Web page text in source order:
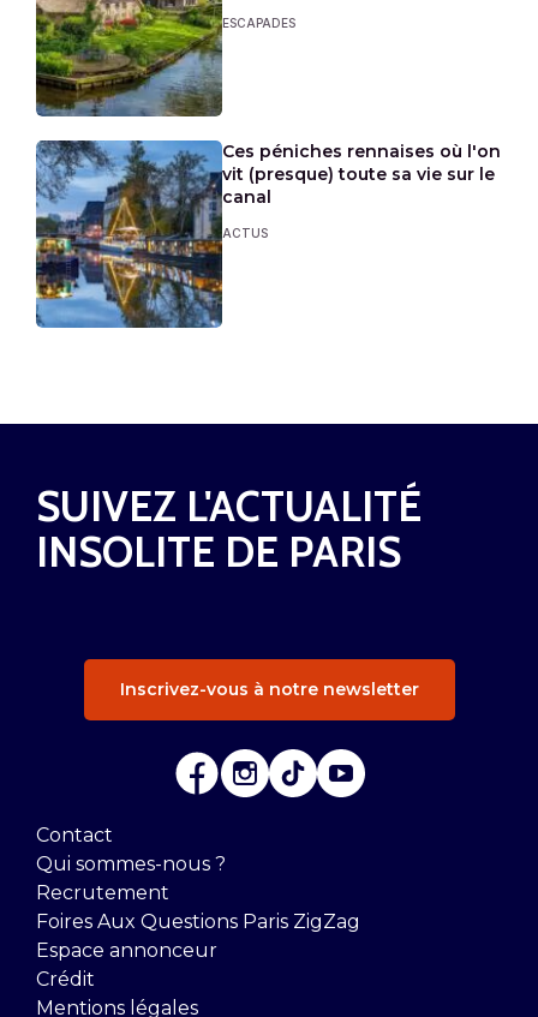
ESCAPADES
Ces péniches rennaises où l'on
vit (presque) toute sa vie sur le
canal
ACTUS
SUIVEZ L'ACTUALITÉ
INSOLITE DE PARIS
Inscrivez-vous à notre newsletter
Contact
Qui sommes-nous ?
Recrutement
Foires Aux Questions Paris ZigZag
Espace annonceur
Crédit
Mentions légales